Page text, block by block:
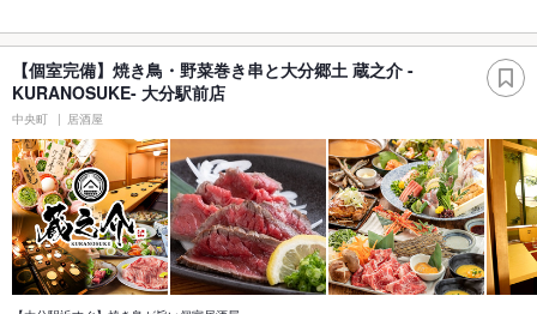
【個室完備】焼き鳥・野菜巻き串と大分郷土 蔵之介 -
KURANOSUKE- 大分駅前店
中央町 居酒屋